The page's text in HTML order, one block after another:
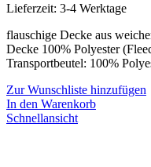
Lieferzeit: 3-4 Werktage
flauschige Decke aus
Decke 100% Polyester
Transportbeutel: 100%
Zur Wunschliste hinzufügen
In den Warenkorb
Schnellansicht